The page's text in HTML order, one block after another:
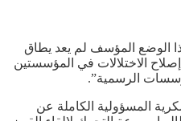
الوضع المؤسف لم يعد يطاق
الاختلالات في المؤسستين
الرسمية”.
المسؤولية الكاملة عن